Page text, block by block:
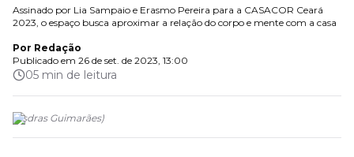
Assinado por Lia Sampaio e Erasmo Pereira para a CASACOR Ceará
2023, o espaço busca aproximar a relação do corpo e mente com a casa
Por Redação
Publicado em 26 de set. de 2023, 13:00
05 min de leitura
(Esdras Guimarães)